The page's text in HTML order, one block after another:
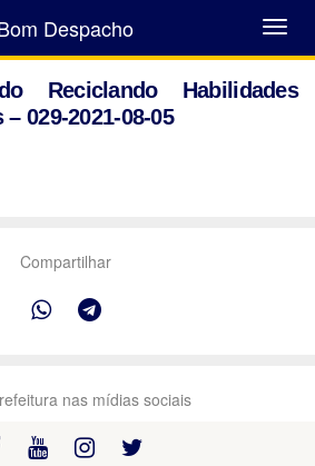
Abrir
Menu
Despacho
Reciclando Habilidades
029-2021-08-05
Compartilhar
nas mídias sociais